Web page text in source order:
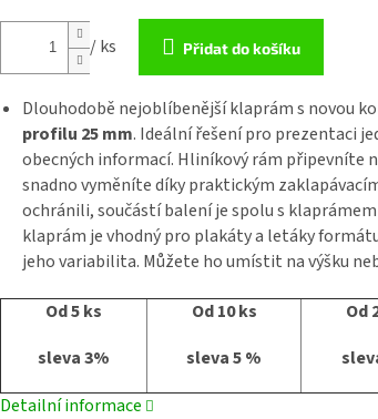
/ ks Přidat do košíku
Dlouhodobě nejoblíbenější klaprám s novou
profilu 25 mm. Ideální řešení pro prezentaci
obecných informací. Hliníkový rám připevníte
snadno vyměníte díky praktickým
ochránili, součástí balení je spolu s
klaprám je vhodný pro plakáty a letáky
jeho variabilita. Můžete ho umístit na výšku
Od 5 ks
sleva 3%
Od 10 ks
sleva 5 %
Od
Detailní informace